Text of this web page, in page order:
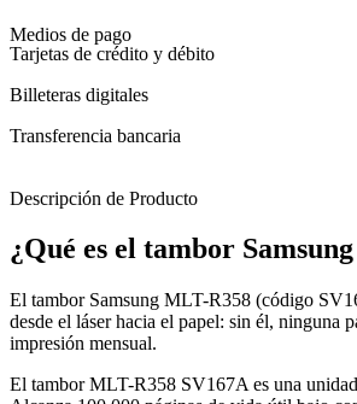
Medios de pago
Tarjetas de crédito y débito
Billeteras digitales
Transferencia bancaria
Descripción de Producto
¿Qué es el tambor
El tambor Samsung MLT-R358 (código
desde el láser hacia el papel: sin él, ninguna
impresión mensual.
El tambor MLT-R358 SV167A es una